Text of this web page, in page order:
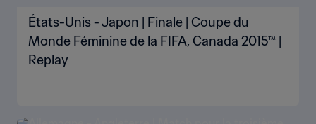
États-Unis - Japon | Finale | Coupe du
Monde Féminine de la FIFA, Canada 2015™ |
Replay